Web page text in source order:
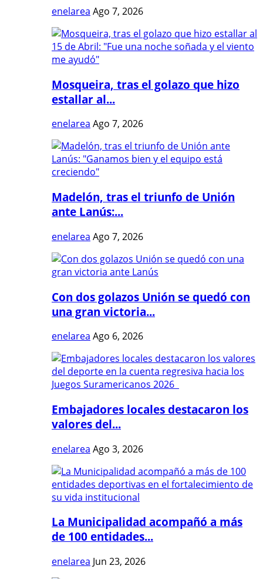
enelarea Ago 7, 2026
Mosqueira, tras el golazo que hizo
estallar al...
enelarea Ago 7, 2026
Madelón, tras el triunfo de Unión
ante Lanús:...
enelarea Ago 7, 2026
Con dos golazos Unión se quedó con
una gran victoria...
enelarea Ago 6, 2026
Embajadores locales destacaron los
valores del...
enelarea Ago 3, 2026
La Municipalidad acompañó a más
de 100 entidades...
enelarea Jun 23, 2026